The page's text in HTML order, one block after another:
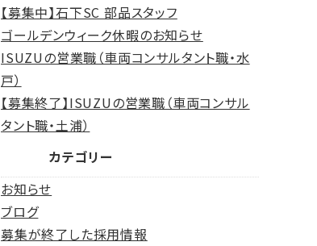
【募集中】石下SC 部品スタッフ
ゴールデンウィーク休暇のお知らせ
ISUZUの営業職（車両コンサルタント職・水
戸）
【募集終了】ISUZUの営業職（車両コンサル
タント職・土浦）
カテゴリー
お知らせ
ブログ
募集が終了した採用情報